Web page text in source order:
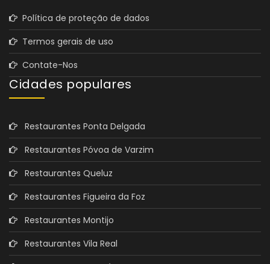
Política de proteção de dados
Termos gerais de uso
Contate-Nos
Cidades populares
Restaurantes Ponta Delgada
Restaurantes Póvoa de Varzim
Restaurantes Queluz
Restaurantes Figueira da Foz
Restaurantes Montijo
Restaurantes Vila Real